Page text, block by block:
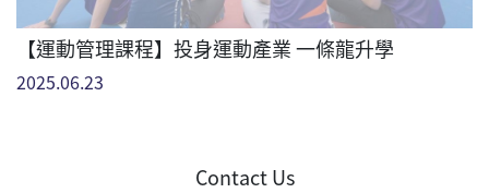
【運動管理課程】投身運動產業 一條龍升學
2025.06.23
Contact Us